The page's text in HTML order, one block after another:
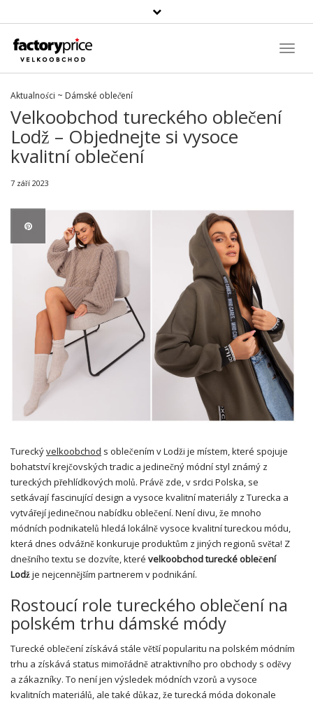
Vyhledávání
Aktualności ~ Dámské oblečení
Velkoobchod tureckého oblečení
Lodž – Objednejte si vysoce
kvalitní oblečení
7 září 2023
Tureckývelkoobchod s oblečením v Lodži je místem, které spojuje
bohatství krejčovských tradic a jedinečný módní styl známý z
tureckých přehlídkových molů. Právě zde, v srdci Polska, se
setkávají fascinující design a vysoce kvalitní materiály z Turecka a
vytvářejí jedinečnou nabídku oblečení. Není divu, že mnoho
módních podnikatelů hledá lokálně vysoce kvalitní tureckou módu,
která dnes odvážně konkuruje produktům z jiných regionů světa! Z
dnešního textu se dozvíte, které velkoobchod turecké oblečení
Lodžje nejcennějším partnerem v podnikání.
Rostoucí role tureckého oblečení na
polském trhu dámské módy
Turecké oblečení získává stále větší popularitu na polském módním
trhu a získává status mimořádně atraktivního pro obchody s oděvy
a zákazníky. To není jen výsledek módních vzorů a vysoce
kvalitních materiálů, ale také důkaz, že turecká móda dokonale